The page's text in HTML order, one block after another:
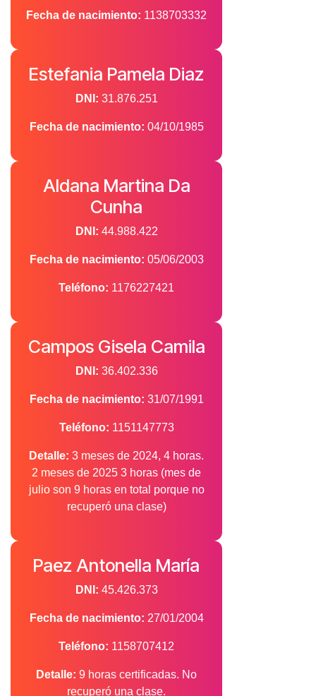
Fecha de nacimiento: 1138703332
Estefania Pamela Diaz
DNI: 31.876.251
Fecha de nacimiento: 04/10/1985
Aldana Martina Da
Cunha
DNI: 44.988.422
Fecha de nacimiento: 05/06/2003
Teléfono: 1176227421
Campos Gisela Camila
DNI: 36.402.336
Fecha de nacimiento: 31/07/1991
Teléfono: 1151147773
Detalle: 3 meses de 2024, 4 horas.
2 meses de 2025 3 horas (mes de
julio son 9 horas en total porque no
recuperó una clase)
Paez Antonella María
DNI: 45.426.373
Fecha de nacimiento: 27/01/2004
Teléfono: 1158707412
Detalle: 9 horas certificadas. No
recuperó una clase.